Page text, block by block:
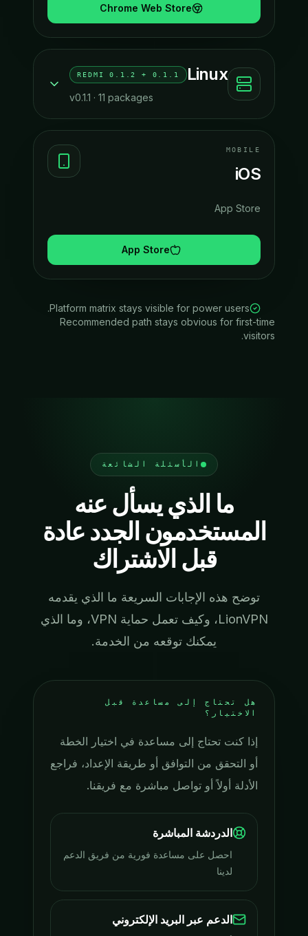
Chrome Web Store
Linux
0.1.1 + REDMI 0.1.2
v 0.1.1·11packages
MOBILE
iOS
App Store
App Store
Platform matrix stays visible for power users.
Recommended path stays obvious for first-time
visitors.
الأسئلة الشائعة
ما الذي يسأل عنه
المستخدمون الجدد عادة
قبل الاشتراك
توضح هذه الإجابات السريعة ما الذي يقدمه
LionVPN، وكيف تعمل حماية VPN، وما الذي
يمكنك توقعه من الخدمة.
هل تحتاج إلى مساعدة قبل
الاختيار؟
إذا كنت تحتاج إلى مساعدة في اختيار الخطة
أو التحقق من التوافق أو طريقة الإعداد، فراجع
الأدلة أولاً أو تواصل مباشرة مع فريقنا.
الدردشة المباشرة
احصل على مساعدة فورية من فريق الدعم
الدعم عبر البريد الإلكتروني